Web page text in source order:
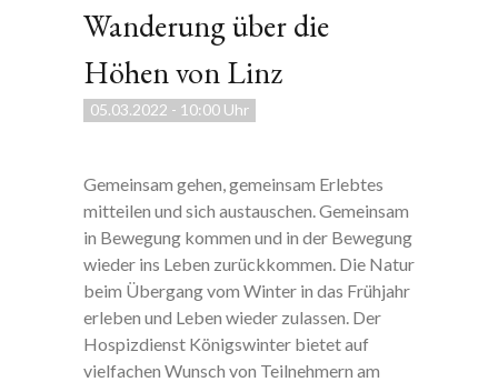
Wanderung über die
Höhen von Linz
05.03.2022 - 10:00 Uhr
Gemeinsam gehen, gemeinsam Erlebtes
mitteilen und sich austauschen. Gemeinsam
in Bewegung kommen und in der Bewegung
wieder ins Leben zurückkommen. Die Natur
beim Übergang vom Winter in das Frühjahr
erleben und Leben wieder zulassen. Der
Hospizdienst Königswinter bietet auf
vielfachen Wunsch von Teilnehmern am